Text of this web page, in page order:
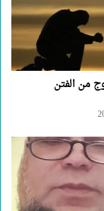
من الفتن